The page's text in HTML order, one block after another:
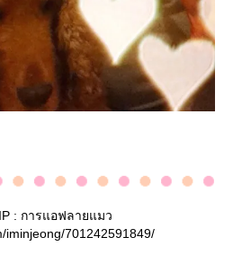
: การแอฟลายแมว
iminjeong/701242591849/